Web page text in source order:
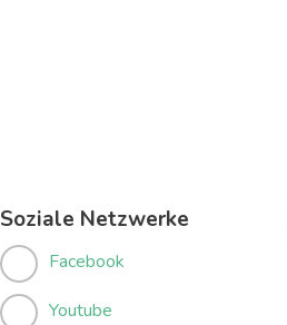
Soziale Netzwerke
Facebook
Youtube